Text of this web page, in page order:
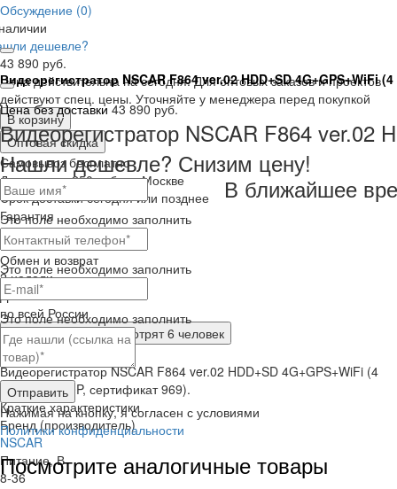
Обсуждение (0)
Видеорегистратор NSCAR F864 ver.02 HDD+SD 4G+GPS+WiFi
Цена без доставки 43 890 руб.
Видеорегистратор NSCAR F864 ver.02
Нашли дешевле? Снизим цену!
Это поле необходимо заполнить
Это поле необходимо заполнить
Это поле необходимо заполнить
Отправить
Нажимая на кнопку, я согласен с условиями
Политики конфиденциальности
Посмотрите аналогичные товары
дешевле?
В ближайшее
43 890 руб.
Цена действительна на сегодня. Для оптовых заказов и проектов
действуют спец. цены. Уточняйте у менеджера перед покупкой
В корзину
Оптовая скидка
Самовывоз бесплатно
Доставка от 250 руб. по Москве
Cрок доставки сегодня или позднее
Гарантия
12 месяца
Обмен и возврат
2 недели
Доставка
по всей России
Сейчас этот товарсмотрят 6 человек
Краткое описание
Видеорегистратор NSCAR F864 ver.02 HDD+SD 4G+GPS+WiFi (4
канала, 1080P, сертификат 969).
Краткие характеристики
Бренд (производитель)
NSCAR
Питание, В
8-36